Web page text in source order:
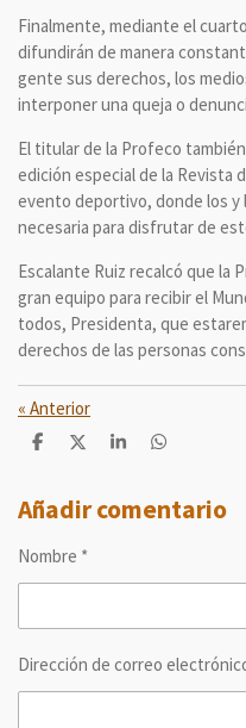
Finalmente, mediante el
difundirán de manera
gente sus derechos, los
interponer una queja o
El titular de la Profeco
edición especial de la Revista
evento deportivo, donde los y
necesaria para disfrutar de
Escalante Ruiz recalcó que la
gran equipo para recibir el
todos, Presidenta, que
derechos de las personas
« Anterior
C
p
a
t
C
p
a
C
p
a
C
p
a
Añadir comentario
Nombre *
Dirección de correo